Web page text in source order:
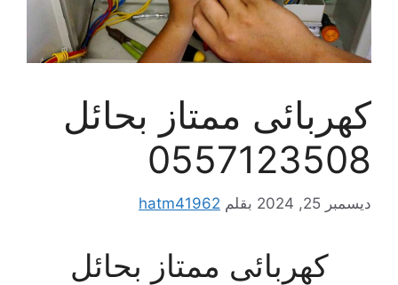
كهربائى ممتاز بحائل
0557123508
ديسمبر 25, 2024 بقلم hatm41962
كهربائى ممتاز بحائل